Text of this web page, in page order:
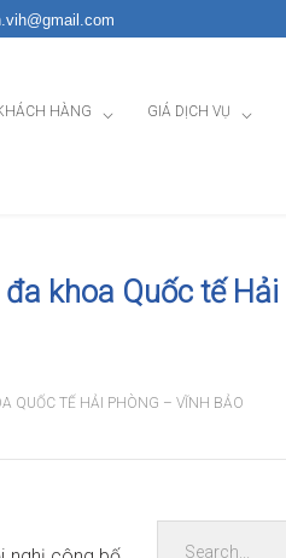
HÀNG GIÁ DỊCH VỤ
khoa Quốc tế Hải
QUỐC TẾ HẢI PHÒNG – VĨNH BẢO